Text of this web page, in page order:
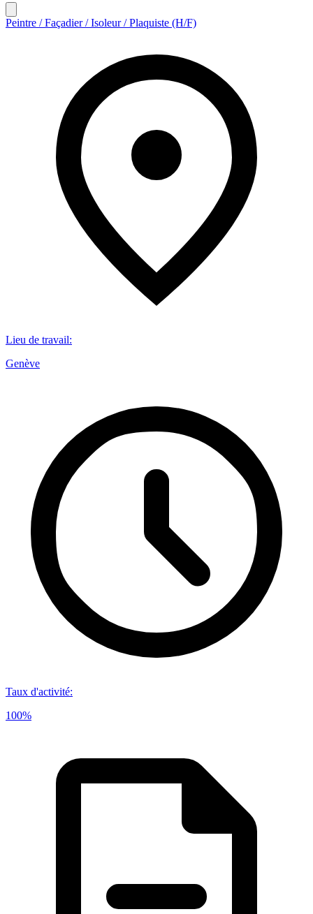
Peintre / Façadier / Isoleur / Plaquiste (H/F)
Lieu de travail:
Genève
Taux d'activité:
100%